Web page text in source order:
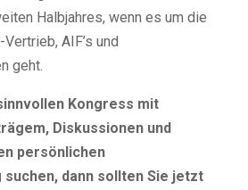
Halbjahres, wenn es um die
AIF’s und
geht.
Kongress mit
Diskussionen und
persönlichen
dann sollten Sie jetzt